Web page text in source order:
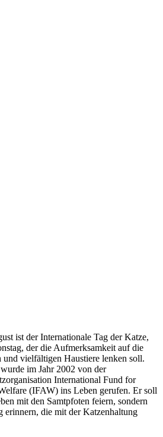
ist der Internationale Tag der Katze,
der die Aufmerksamkeit auf die
und vielfältigen Haustiere lenken soll.
im Jahr 2002 von der
International Fund for
(IFAW) ins Leben gerufen. Er soll
mit den Samtpfoten feiern, sondern
erinnern, die mit der Katzenhaltung